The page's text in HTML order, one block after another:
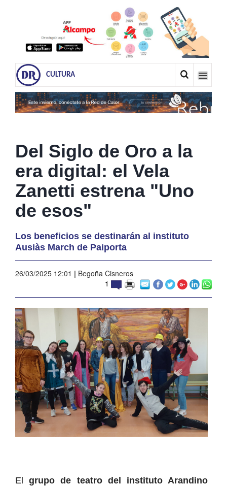
CULTURA
Del Siglo de Oro a la
era digital: el Vela
Zanetti estrena "Uno
de esos"
Los beneficios se destinarán al instituto
Ausiàs March de Paiporta
26/03/2025 12:01 | Begoña Cisneros
1
Elgrupo de teatro del instituto Arandino